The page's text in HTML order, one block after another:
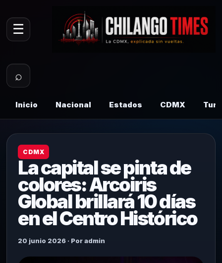
☰
⌕
Inicio Nacional Estados CDMX
CDMX
La capital se pinta de
colores: Arcoiris
Global brillará 10 días
en el Centro Histórico
20 junio 2026 · Por admin